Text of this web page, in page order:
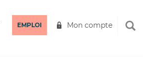
EMPLOI Mon compte